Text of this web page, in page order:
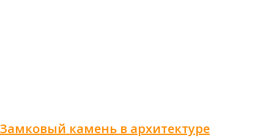
Замковый камень в архитектуре